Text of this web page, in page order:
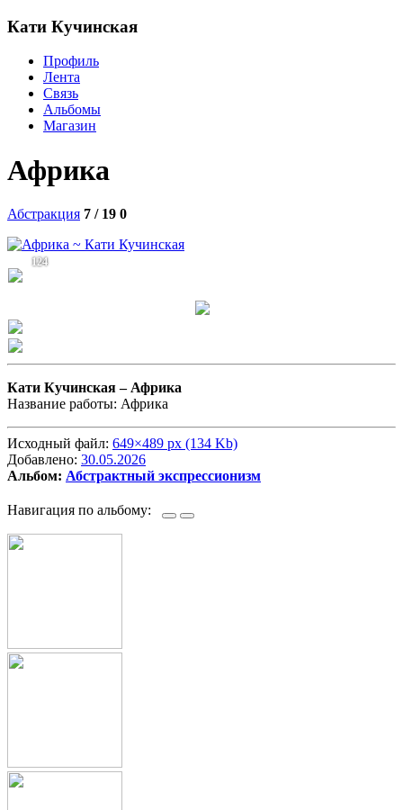
Кати Кучинская
Профиль
Лента
Связь
Альбомы
Магазин
Африка
Абстракция 7 / 19 0
124
Кати Кучинская – Африка
Название работы: Африка
Исходный файл: 649×489 px (134 Kb)
Добавлено: 30.05.2026
Альбом: Абстрактный экспрессионизм
Навигация по альбому: